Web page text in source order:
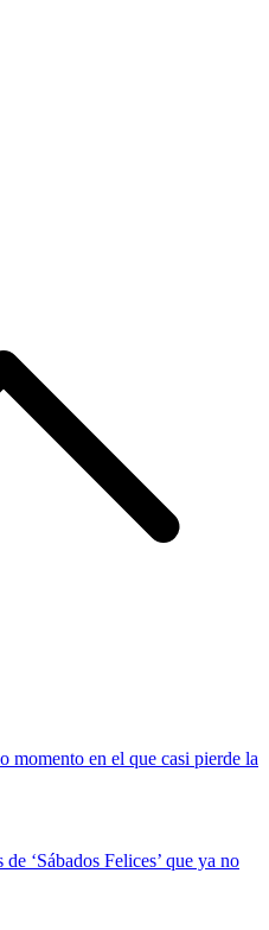
momento en el que casi pierde la
‘Sábados Felices’ que ya no